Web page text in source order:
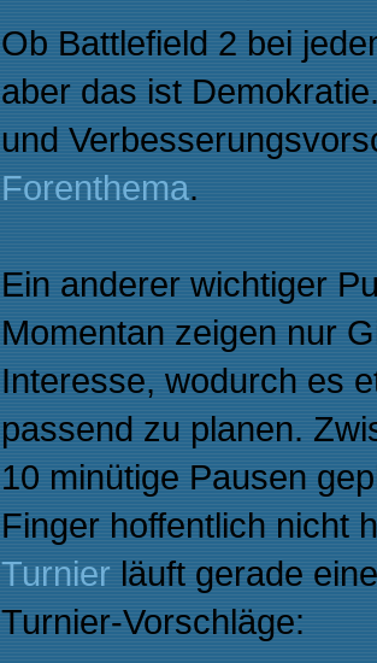
Ob Battlefield 2 bei
aber das ist
und
Forenthema.
Ein anderer wichtiger
Momentan zeigen nur
Interesse, wodurch es
passend zu planen.
10 minütige Pausen
Finger hoffentlich nicht
Turnier läuft gerade
Turnier-Vorschläge: